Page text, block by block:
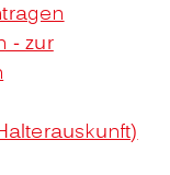
- zur